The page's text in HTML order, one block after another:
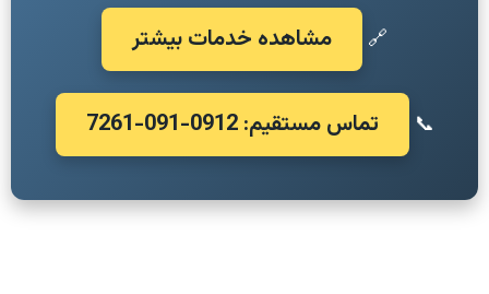
🔗 مشاهده خدمات بیشتر
📞 تماس مستقیم: 0912-091-7261